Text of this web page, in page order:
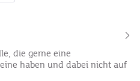
die gerne eine
haben und dabei nicht auf